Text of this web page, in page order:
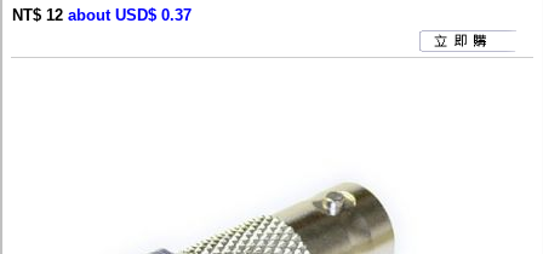
NT$ 12 about USD$ 0.37